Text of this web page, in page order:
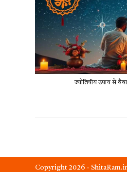
ज्योतिषीय उपाय से
Copyright 2026 -